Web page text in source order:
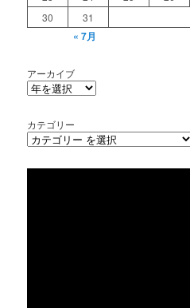
30
31
« 7月
アーカイブ
カテゴリー